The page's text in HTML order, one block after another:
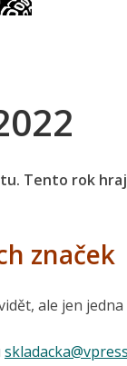
rok
značek
ale jen